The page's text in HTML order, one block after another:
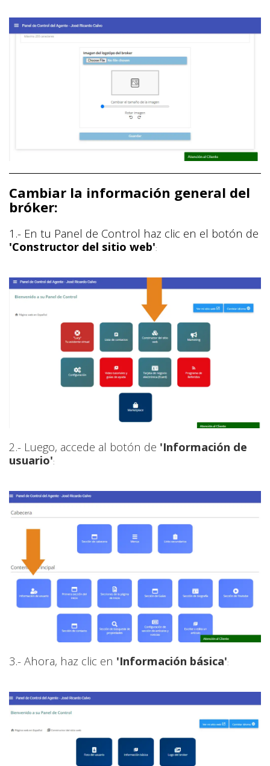
Cambiar la información general del
bróker:
1.- En tu Panel de Control haz clic en el botón de
'Constructor del sitio web':
2.- Luego, accede al botón de 'Información de
usuario':
3.- Ahora, haz clic en 'Información básica':